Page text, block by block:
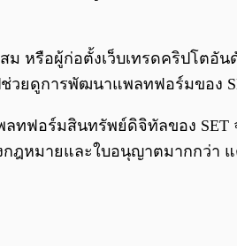
หรือผู้ก่อตั้งเว็บเทรดคริปโตอัน
ช่วยดูการพัฒนาแพลทฟอร์มของ
ทฟอร์มสินทรัพย์ดิจิทัลของ SET
ฎหมายและใบอนุญาตมากกว่า แ